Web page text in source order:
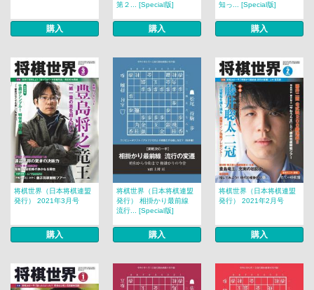
購入
第２... [Special版]
購入
知っ... [Special版]
購入
将棋世界（日本将棋連盟
発行） 2021年3月号
購入
将棋世界（日本将棋連盟
発行） 相掛かり最前線
流行... [Special版]
購入
将棋世界（日本将棋連盟
発行） 2021年2月号
購入